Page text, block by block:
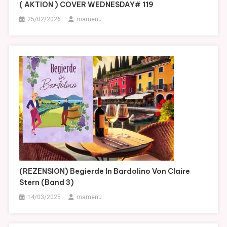
( AKTION ) COVER WEDNESDAY# 119
25/02/2026 mamenu
(REZENSION) Begierde In Bardolino Von Claire
Stern (Band 3)
14/03/2025 mamenu